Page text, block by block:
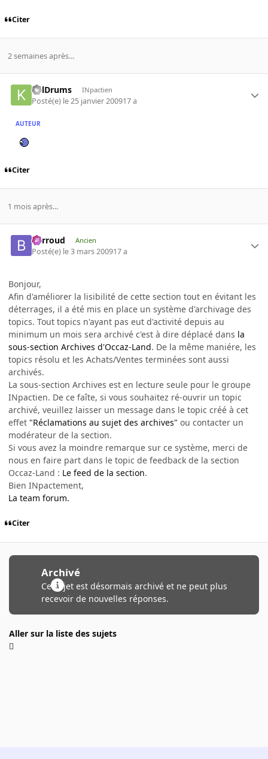
Citer
2 semaines après...
KillDrums INpactien
Posté(e) le 25 janvier 200917 a
AUTEUR
Citer
1 mois après...
Barroud Ancien
Posté(e) le 3 mars 200917 a
Bonjour,
Afin d'améliorer la lisibilité de cette section tout en évitant les
déterrages, il a été mis en place un système d'archivage des
topics. Tout topics n'ayant pas eut d'activité depuis au
minimum un mois sera archivé c'est à dire déplacé dans la
sous-section Archives d'Occaz-Land. De la même maniére, les
topics résolu et les Achats/Ventes terminées sont aussi
archivés.
La sous-section Archives est en lecture seule pour le groupe
INpactien. De ce faîte, si vous souhaitez ré-ouvrir un topic
archivé, veuillez laisser un message dans le topic créé à cet
effet "Réclamations au sujet des archives" ou contacter un
modérateur de la section.
Si vous avez la moindre remarque sur ce système, merci de
nous en faire part dans le topic de feedback de la section
Occaz-Land : Le feed de la section.
Bien INpactement,
La team forum.
Citer
Archivé
Ce sujet est désormais archivé et ne peut plus
recevoir de nouvelles réponses.
Aller sur la liste des sujets